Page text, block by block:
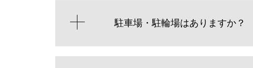
駐車場・駐輪場はありますか？